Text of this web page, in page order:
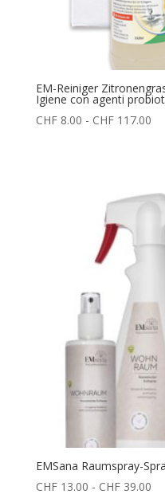
EM-Reiniger
Igiene con agenti
CHF8.00 - CHF117.00
EMSana Raumspray-
CHF13.00 - CHF39.00